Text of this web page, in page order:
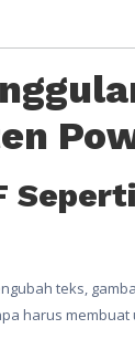
teks,
harus membuat